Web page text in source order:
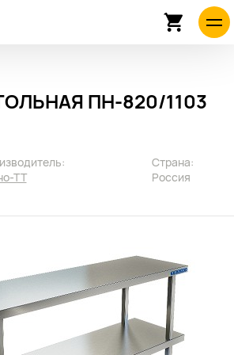
ПН-820/1103
ТТ
Страна:
Россия